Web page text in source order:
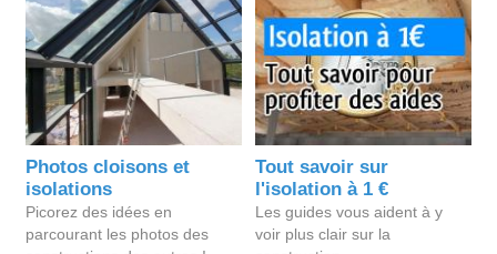
Photos cloisons et
isolations
Picorez des idées en
parcourant les photos des
Tout savoir sur
l'isolation à 1 €
Les guides vous aident à y
voir plus clair sur la